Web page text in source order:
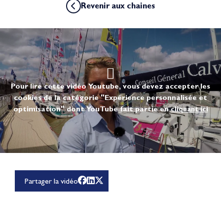
Revenir aux chaines
Pour lire cette vidéo Youtube, vous devez accepter les
cookies de la catégorie "Expérience personnalisée et
optimisation" dont YouTube fait partie encliquant ici
Partager la vidéo